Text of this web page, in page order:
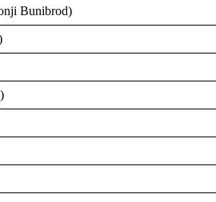
Bunibrod)